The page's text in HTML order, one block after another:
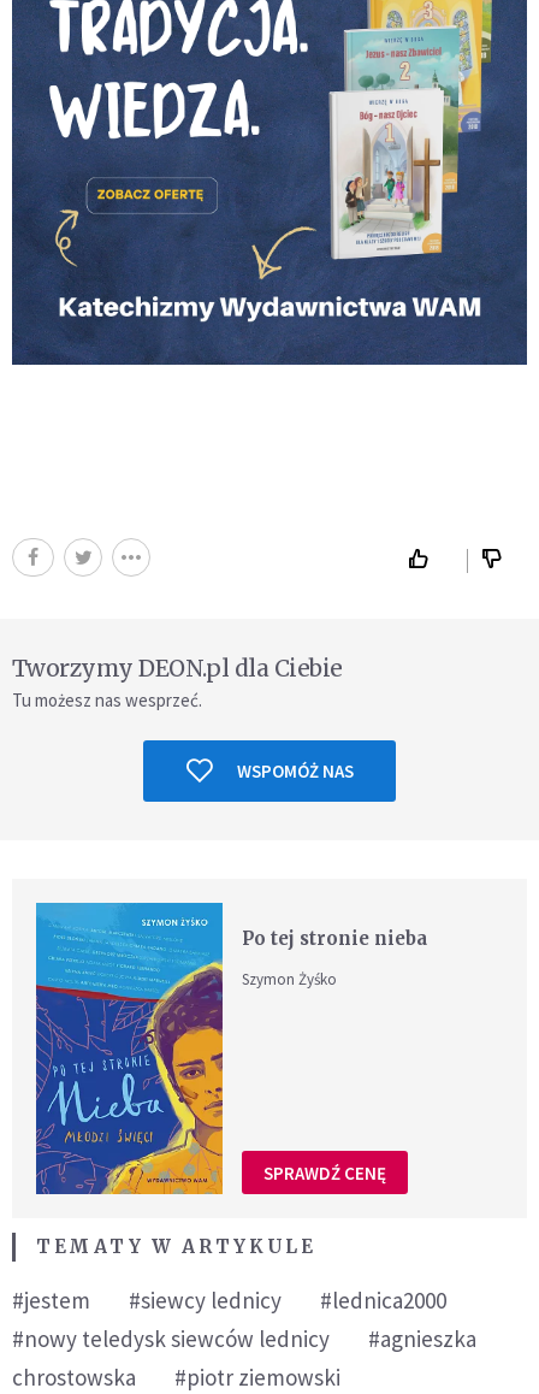
Tworzymy DEON.pl dla Ciebie
Tu możesz nas wesprzeć.
WSPOMÓŻ NAS
Po tej stronie nieba
Szymon Żyśko
SPRAWDŹ CENĘ
TEMATY W ARTYKULE
#jestem #siewcy lednicy
#lednica2000
#nowy teledysk siewców lednicy
#agnieszka
chrostowska
#piotr ziemowski